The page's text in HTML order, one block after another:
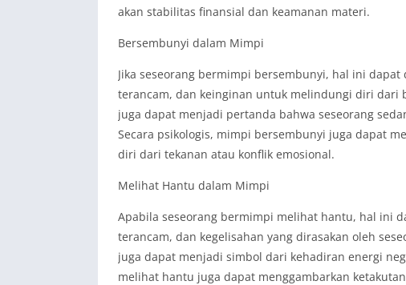
akan stabilitas finansial dan keamanan materi.
Bersembunyi dalam Mimpi
Jika seseorang bermimpi bersembunyi, hal ini
terancam, dan keinginan untuk melindungi diri dari
juga dapat menjadi pertanda bahwa seseorang
Secara psikologis, mimpi bersembunyi juga dapat
diri dari tekanan atau konflik emosional.
Melihat Hantu dalam Mimpi
Apabila seseorang bermimpi melihat hantu, hal ini
terancam, dan kegelisahan yang dirasakan oleh
juga dapat menjadi simbol dari kehadiran energi
melihat hantu juga dapat menggambarkan